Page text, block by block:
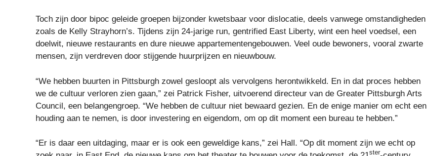
Toch zijn door bipoc geleide groepen bijzonder kwetsbaar voor dislocatie, deels vanwege omstandigheden
zoals de Kelly Strayhorn’s. Tijdens zijn 24-jarige run, gentrified East Liberty, wint een heel voedsel, een
doelwit, nieuwe restaurants en dure nieuwe appartementengebouwen. Veel oude bewoners, vooral zwarte
mensen, zijn verdreven door stijgende huurprijzen en nieuwbouw.
“We hebben buurten in Pittsburgh zowel gesloopt als vervolgens herontwikkeld. En in dat proces hebben
we de cultuur verloren zien gaan,” zei Patrick Fisher, uitvoerend directeur van de Greater Pittsburgh Arts
Council, een belangengroep. “We hebben de cultuur niet bewaard gezien. En de enige manier om echt een
houding aan te nemen, is door investering en eigendom, om op dit moment een bureau te hebben.”
“Er is daar een uitdaging, maar er is ook een geweldige kans,” zei Hall. “Op dit moment zijn we echt op
ster